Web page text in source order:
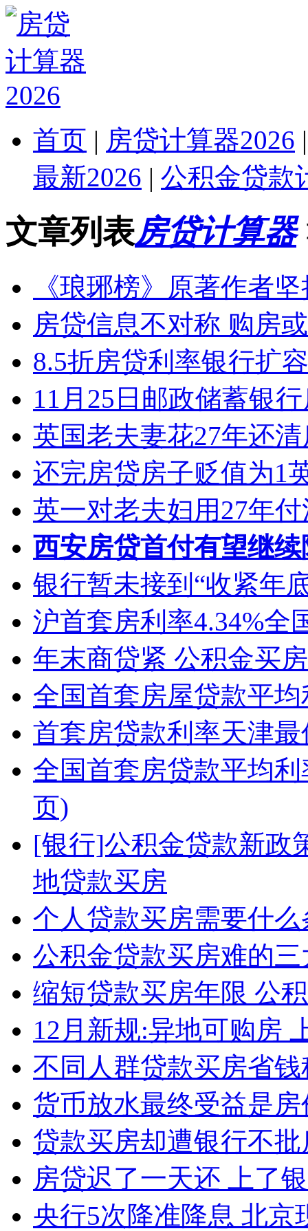
首页 | 房贷计算器2026
最新2026 | 公积金贷款
文章列表房贷计算器
《琅琊榜》原著作者
房贷信息不对称 购房
8.5折房贷利率银行扩
11月25日邮政储蓄银
英国老夫妻花27年还
还完房贷房子贬值为1
英一对老夫妇用27年
西安房贷首付有望继
银行暂未接到“收紧年
沪首套房利率4.34%全
年末商贷紧 公积金买
全国首套房屋贷款平
首套房贷款利率天津
全国首套房贷款平均
页)
[银行]公积金贷款新政
地贷款买房
个人贷款买房需要什
公积金贷款买房难的
缩短贷款买房年限 公
12月新规:异地可购房
不同人群贷款买房省
货币放水最终受益是
贷款买房却遭银行不
房贷迟了一天还 上了
央行5次降准降息 北